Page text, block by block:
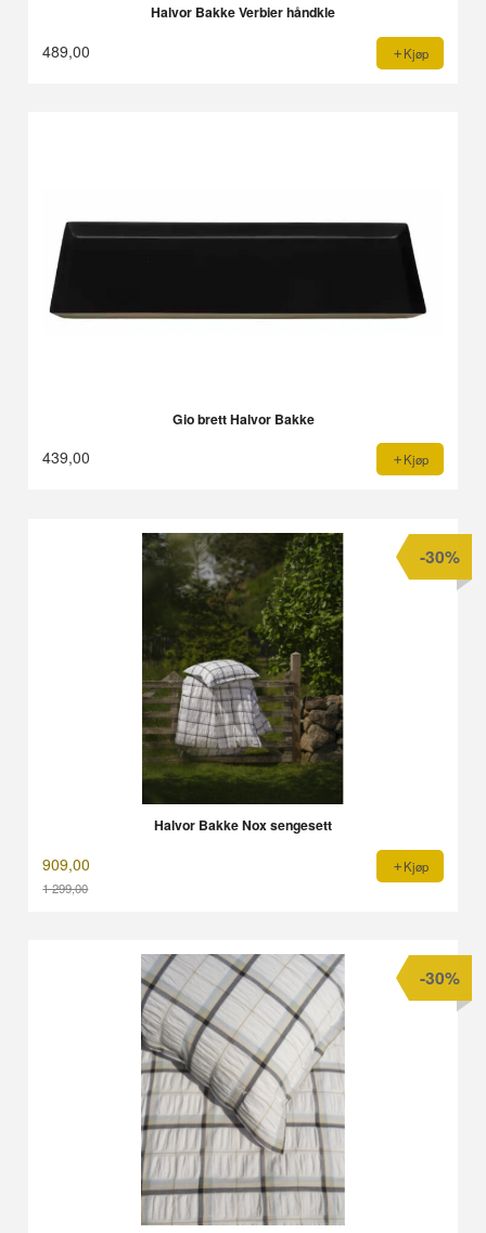
Halvor Bakke Verbier håndkle
489,00 Kjøp
Gio brett Halvor Bakke
439,00 Kjøp
Halvor Bakke Nox sengesett
909,00
1 299,00
-30%
Kjøp
-30%